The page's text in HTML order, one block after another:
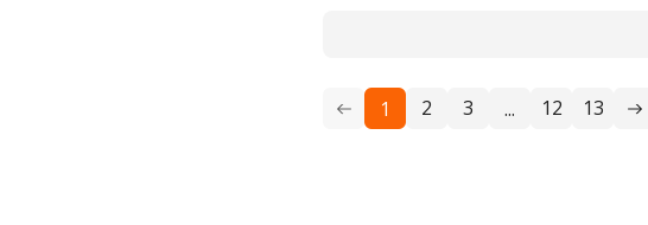
1 2 3 ... 12 13